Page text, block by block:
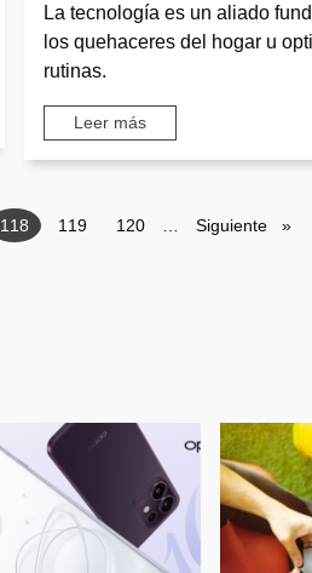
La tecnología es un aliado
los quehaceres del hogar u
rutinas.
Leer más
Página actual
118 Page
119 Page
120 Siguiente
Siguiente